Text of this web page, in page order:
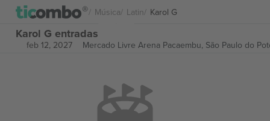
Música Latin Karol G
Karol G entradas
feb 12, 2027 Mercado Livre Arena Pacaembu, São Paulo do